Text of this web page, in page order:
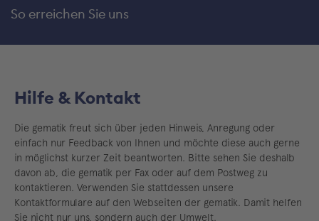
So erreichen Sie uns
Hilfe & Kontakt
Die gematik freut sich über jeden Hinweis, Anregung oder
einfach nur Feedback von Ihnen und möchte diese auch gerne
in möglichst kurzer Zeit beantworten. Bitte sehen Sie deshalb
davon ab, die gematik per Fax oder auf dem Postweg zu
kontaktieren. Verwenden Sie stattdessen unsere
Kontaktformulare auf den Webseiten der gematik. Damit helfen
Sie nicht nur uns, sondern auch der Umwelt.